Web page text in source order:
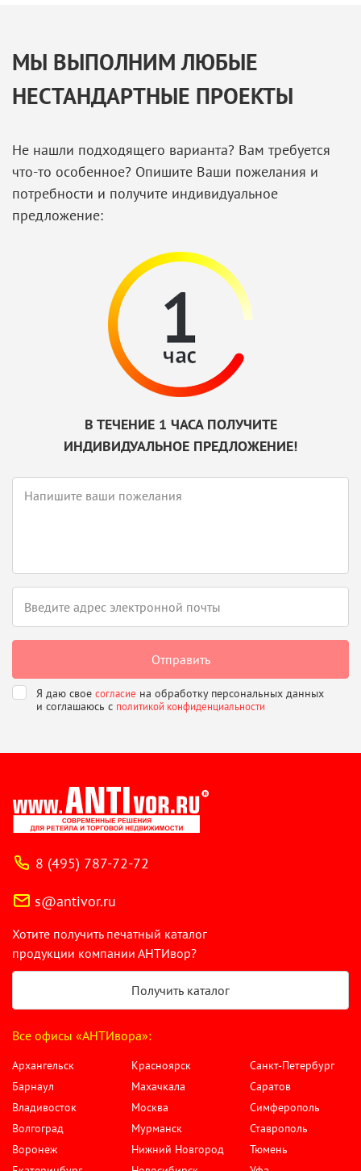
МЫ ВЫПОЛНИМ ЛЮБЫЕ
НЕСТАНДАРТНЫЕ ПРОЕКТЫ
Не нашли подходящего варианта? Вам требуется
что-то особенное? Опишите Ваши пожелания и
потребности и получите индивидуальное
предложение:
В ТЕЧЕНИЕ 1 ЧАСА ПОЛУЧИТЕ
ИНДИВИДУАЛЬНОЕ ПРЕДЛОЖЕНИЕ!
Я даю свое согласие на обработку персональных данных
и соглашаюсь с политикой конфиденциальности
8 (495) 787-72-72
s@antivor.ru
Хотите получить печатный каталог
продукции компании АНТИвор?
Получить каталог
Все офисы «АНТИвора»:
Архангельск
Барнаул
Владивосток
Волгоград
Воронеж
Красноярск
Махачкала
Москва
Мурманск
Нижний Новгород
Санкт-Петербург
Саратов
Симферополь
Ставрополь
Тюмень